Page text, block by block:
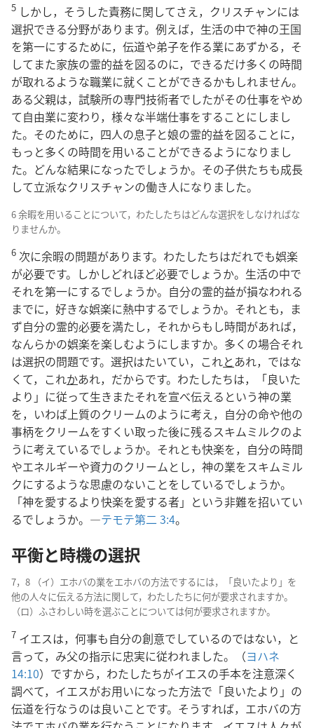
5 しかし，そうした責務に関してさえ，クリスチャンには
選択できる分野があります。例えば，生活の中で神の王国
を第一にするために，伝道や弟子を作る業にあずかる，そ
してまた家族の霊的益を図るのに，できるだけ多くの時間
が取れるような職業に就くことができるかもしれません。
ある父親は，試験所の専門技術者でしたがその仕事をやめ
て自由業に変わり，様々な半端仕事をすることにしまし
た。そのために，四人の息子と娘の霊的益を図ることに，
もっと多くの時間を用いることができるようになりまし
た。どんな結果になったでしょうか。その子供たちも成長
して立派なクリスチャンの働き人になりました。
6 余暇を用いることについて，わたしたちはどんな選択をしなければな
りませんか。
6 次に余暇の問題があります。わたしたちはだれでも娯楽
が必要です。しかしどれほど必要でしょうか。生活の中で
それを第一にするでしょうか。自分の霊的益が損なわれる
までに，好きな娯楽に熱中するでしょうか。それとも，ま
ず自分の霊的必要を満たし，それからもし時間があれば，
なんらかの娯楽を楽しむようにしますか。多くの場合それ
は選択の問題です。選択はたいてい，これとあれ，ではな
くて，これかあれ，だからです。わたしたちは，「良いた
より」に従って生きまたそれを宣べ伝えるという神の業
を，いわば上質のクリームのように考え，自分の命や他の
事柄をクリームをすくい取った後に残るスキムミルクのよ
うに考えているでしょうか。それとも快楽を，自分の時間
やエネルギーや資力のクリームとし，神の業をスキムミル
クにするような思慮のないことをしているでしょうか。
「神を愛するより快楽を愛する者」という非難を招いてい
るでしょうか。―テモテ第二 3:4。
平衡と時機の選択
7，8 （イ）エホバの業をエホバの方法でするには，「良いたより」を
他の人々に伝える方法に関して，わたしたちに何が要求されますか。
（ロ）ふさわしい時を選ぶことについては何が要求されますか。
7 イエスは，何事も自分の創意でしているのではない，と
言って，み父の指示に忠実に従われました。（ヨハネ
14:10）ですから，わたしたちがイエスの手本を注意深く
調べて，イエスがお用いになった方法で「良いたより」の
伝道を行なうのは良いことです。そうすれば，エホバの方